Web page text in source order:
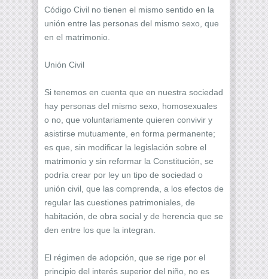
Código Civil no tienen el mismo sentido en la
unión entre las personas del mismo sexo, que
en el matrimonio.
Unión Civil
Si tenemos en cuenta que en nuestra sociedad
hay personas del mismo sexo, homosexuales
o no, que voluntariamente quieren convivir y
asistirse mutuamente, en forma permanente;
es que, sin modificar la legislación sobre el
matrimonio y sin reformar la Constitución, se
podría crear por ley un tipo de sociedad o
unión civil, que las comprenda, a los efectos de
regular las cuestiones patrimoniales, de
habitación, de obra social y de herencia que se
den entre los que la integran.
El régimen de adopción, que se rige por el
principio del interés superior del niño, no es